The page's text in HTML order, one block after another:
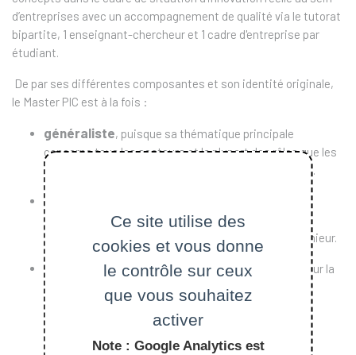
d’entreprises avec un accompagnement de qualité via le tutorat
bipartite, 1 enseignant-chercheur et 1 cadre d'entreprise par
étudiant.
De par ses différentes composantes et son identité originale,
le Master PIC est à la fois :
généraliste, puisque sa thématique principale
concerne tous les secteurs et la plupart des rôles que les
ingénieurs sont amenés à tenir dans les entreprises.
spécialisé
question de l’innovation les problématiques et les
théories en économie, gestion et sciences de l'ingénieur.
professionnalisé, puisque sa pédagogie repose sur la
mise en œuvre réelle d’un projet dans une situation
d’entreprise.
Ce site utilise des
cookies et vous donne
le contrôle sur ceux
que vous souhaitez
activer
Note : Google Analytics est